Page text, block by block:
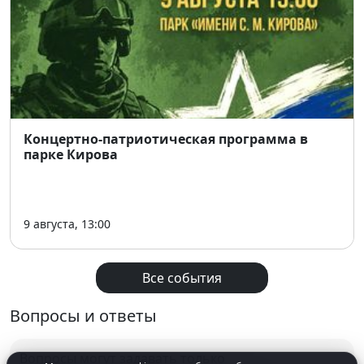
📅Дата:9 февраля
🕡 Время:18:30
📍 Место:
Дом да Винчи, ул. Коммунистическая, 34
🎟 Вход:
свободный
Тёплый вечер, живая музыка и джаз, который звучит
по-настоящему 🎶
Концертно-патриотическая программа в
парке Кирова
9 августа, 13:00
Все события
Вопросы и ответы
Вопросы могут задавать только